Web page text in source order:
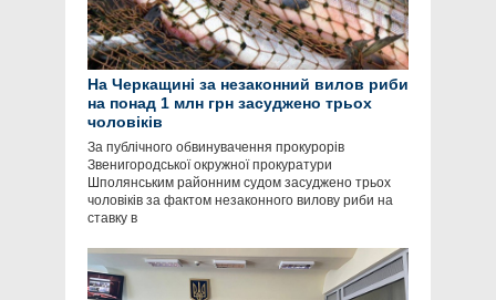
На Черкащині за незаконний вилов риби
на понад 1 млн грн засуджено трьох
чоловіків
За публічного обвинувачення прокурорів
Звенигородської окружної прокуратури
Шполянським районним судом засуджено трьох
чоловіків за фактом незаконного вилову риби на
ставку в